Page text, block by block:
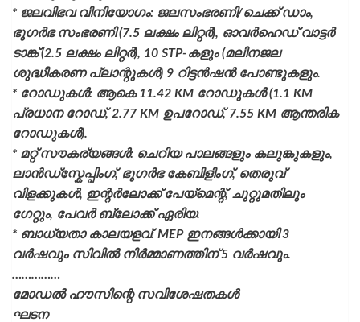
* ജലവിഭവ വിനിയോഗം: ജലസംഭരണി/ചെക്ക് ഡാം,
ഭൂഗർഭ സംഭരണി (7.5 ലക്ഷം ലിറ്റർ), ഓവർഹെഡ് വാട്ടർ
ടാങ്ക് (2.5 ലക്ഷം ലിറ്റർ), 10 STP-കളും (മലിനജല
ശുദ്ധീകരണ പ്ലാന്റുകൾ) 9 റിട്ടൻഷൻ പോണ്ടുകളും.
* റോഡുകൾ: ആകെ 11.42 KM റോഡുകൾ (1.1 KM
പ്രധാന റോഡ്, 2.77 KM ഉപറോഡ്, 7.55 KM ആന്തരിക
റോഡുകൾ).
* മറ്റ് സൗകര്യങ്ങൾ: ചെറിയ പാലങ്ങളും കലുങ്കുകളും,
ലാൻഡ്സ്കേപ്പിംഗ്, ഭൂഗർഭ കേബിളിംഗ്, തെരുവ്
വിളക്കുകൾ, ഇന്റർലോക്ക് പേയ്മെന്റ്, ചുറ്റുമതിലും
ഗേറ്റും, പേവർ ബ്ലോക്ക് ഏരിയ.
* ബാധ്യതാ കാലയളവ്: MEP ഇനങ്ങൾക്കായി 3
വർഷവും സിവിൽ നിർമ്മാണത്തിന് 5 വർഷവും.
……………
മോഡൽ ഹൗസിന്റെ സവിശേഷതകൾ
ഘടന